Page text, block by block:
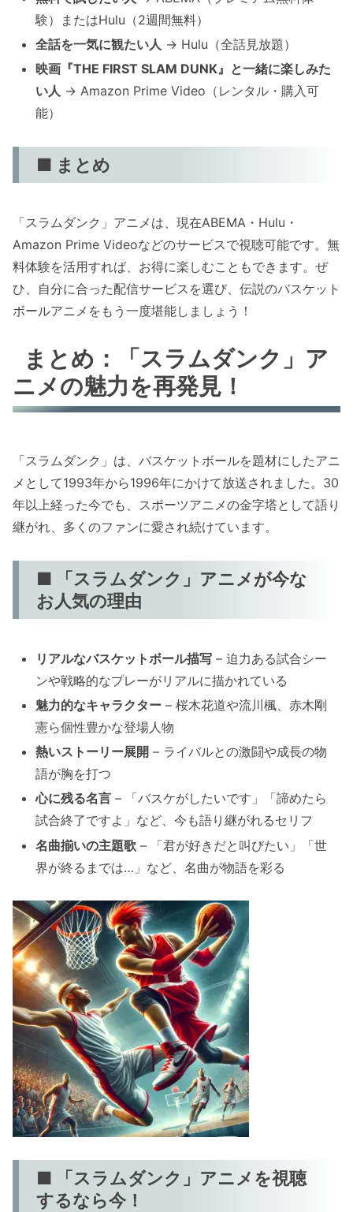
験）またはHulu（2週間無料）
全話を一気に観たい人 → Hulu（全話見放題）
映画『THE FIRST SLAM DUNK』と一緒に楽しみた
い人 → Amazon Prime Video（レンタル・購入可
能）
■ まとめ
「スラムダンク」アニメは、現在ABEMA・Hulu・
Amazon Prime Videoなどのサービスで視聴可能です。無
料体験を活用すれば、お得に楽しむこともできます。ぜ
ひ、自分に合った配信サービスを選び、伝説のバスケット
ボールアニメをもう一度堪能しましょう！
まとめ：「スラムダンク」ア
ニメの魅力を再発見！
「スラムダンク」は、バスケットボールを題材にしたアニ
メとして1993年から1996年にかけて放送されました。30
年以上経った今でも、スポーツアニメの金字塔として語り
継がれ、多くのファンに愛され続けています。
■ 「スラムダンク」アニメが今な
お人気の理由
リアルなバスケットボール描写 – 迫力ある試合シー
ンや戦略的なプレーがリアルに描かれている
魅力的なキャラクター – 桜木花道や流川楓、赤木剛
憲ら個性豊かな登場人物
熱いストーリー展開 – ライバルとの激闘や成長の物
語が胸を打つ
心に残る名言 – 「バスケがしたいです」「諦めたら
試合終了ですよ」など、今も語り継がれるセリフ
名曲揃いの主題歌 – 「君が好きだと叫びたい」「世
界が終るまでは…」など、名曲が物語を彩る
■ 「スラムダンク」アニメを視聴
するなら今！